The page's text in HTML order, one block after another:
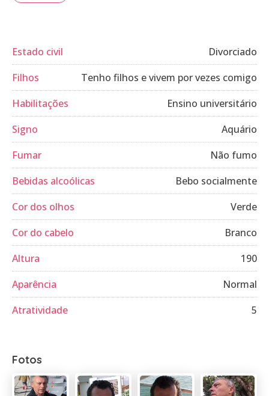
Estado civil
Divorciado
Filhos
Tenho filhos e vivem por vezes comigo
Habilitações
Ensino universitário
Signo
Aquário
Fumar
Não fumo
Bebidas alcoólicas
Bebo socialmente
Cor dos olhos
Verde
Cor do cabelo
Branco
Altura
190
Aparência
Normal
Atratividade
5
Fotos